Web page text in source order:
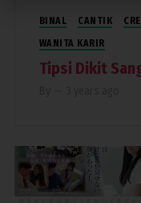
BINAL CANTIK
WANITA KARIR
Tipsi Dikit